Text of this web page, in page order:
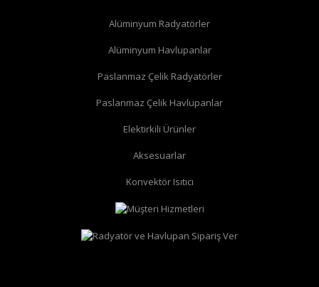
düz radyatör vanası
köşe radyatör vanası
Alüminyum Radyatörler
Alüminyum Havlupanlar
Paslanmaz Çelik Radyatörler
Paslanmaz Çelik Havlupanlar
Elektirkili Ürünler
Aksesuarlar
Konvektör Isıtıcı